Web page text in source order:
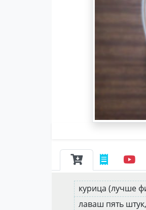
курица (лучше
лаваш пять штук,